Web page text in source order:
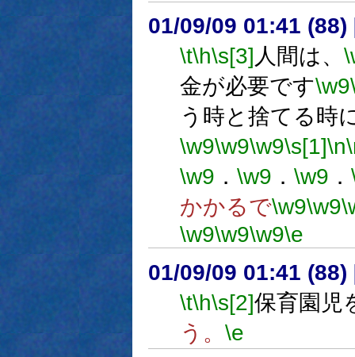
01/09/09 01:41 (88)
\t\h\s[3] 人間は、
金が必要です\w9
う時と捨てる時
\w9\w9\w9\s[1]\n
\w9 ． \w9 ． \w9 ．
かかるで\w9\w9
\w9\w9\w9\e
01/09/09 01:41 (88)
\t\h\s[2]保育園児
う。 \e